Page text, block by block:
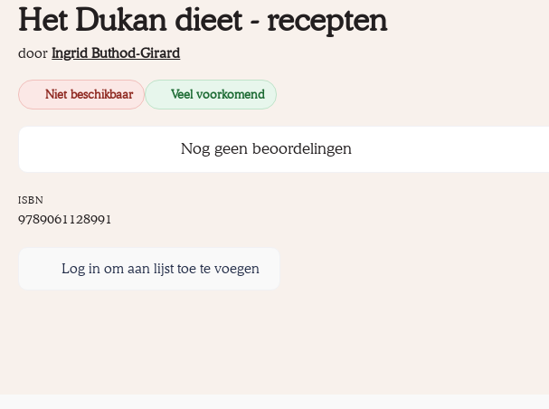
Het Dukan dieet - recepten
doorIngrid Buthod-Girard
Niet beschikbaar Veel voorkomend
Nog geen beoordelingen
ISBN
9789061128991
Log in om aan lijst toe te voegen